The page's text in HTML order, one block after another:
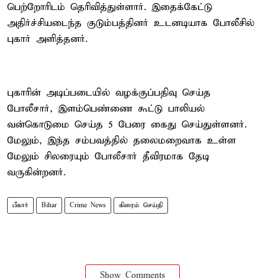
பெற்றோரிடம் தெரிவித்துள்ளார். இதைக்கேட்டு
அதிர்ச்சியடைந்த குடும்பத்தினர் உடனடியாக போலீசில்
புகார் அளித்தனர்.
புகாரின் அடிப்படையில் வழக்குப்பதிவு செய்த
போலீசார், இளம்பெண்ணை கூட்டு பாலியல்
வன்கொடுமை செய்த 5 பேரை கைது செய்துள்ளனர்.
மேலும், இந்த சம்பவத்தில் தலைமறைவாக உள்ள
மேலும் சிலரையும் போலீசார் தீவிரமாக தேடி
வருகின்றனர்.
பீகார் Bihar Crime News கிரைம் செய்தி
Show Comments